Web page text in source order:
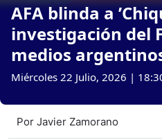
AFA blinda a
investigación del
medios
Miércoles 22 Julio, 2026 |
Por Javier Zamorano